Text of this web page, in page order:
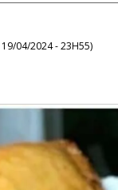
19/04/2024 - 23H55)